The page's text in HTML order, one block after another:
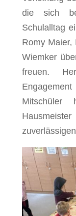
die sich
Schulalltag
Romy
Wiemker
freuen.
Mitschüler